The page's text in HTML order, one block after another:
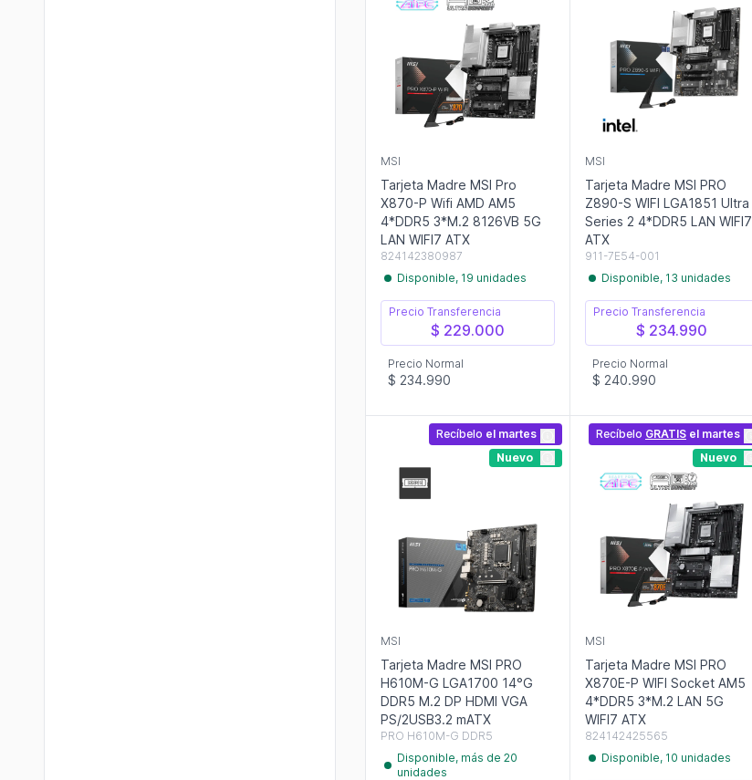
MSI
Tarjeta Madre MSI Pro
X870-P Wifi AMD AM5
4*DDR5 3*M.2 8126VB 5G
LAN WIFI7 ATX
824142380987
Disponible, 19 unidades
Precio Transferencia
$ 229.000
Precio Normal
$ 234.990
MSI
Tarjeta Madre MSI PRO
Z890-S WIFI LGA1851 Ultra
Series 2 4*DDR5 LAN WIFI7
ATX
911-7E54-001
Disponible, 13 unidades
Precio Transferencia
$ 234.990
Precio Normal
$ 240.990
Recíbelo el martes
Nuevo
MSI
Tarjeta Madre MSI PRO
H610M-G LGA1700 14°G
DDR5 M.2 DP HDMI VGA
PS/2USB3.2 mATX
PRO H610M-G DDR5
Disponible, más de 20
unidades
Recíbelo GRATIS el martes
Nuevo
MSI
Tarjeta Madre MSI PRO
X870E-P WIFI Socket AM5
4*DDR5 3*M.2 LAN 5G
WIFI7 ATX
824142425565
Disponible, 10 unidades